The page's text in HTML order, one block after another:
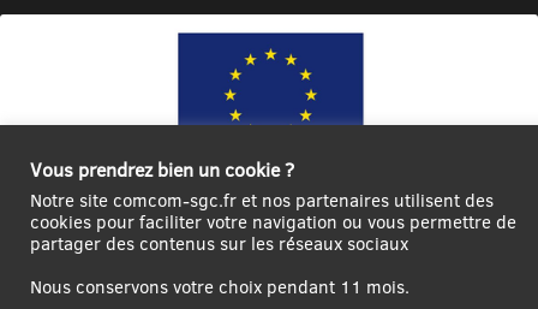
Ce site internet a été cofinancé par l’Union européenne avec le Fonds
Européen de Développement Régional à hauteur de 12 572€
Créer un
Contact
Plan
Vous prendrez bien un cookie ?
Notre site comcom-sgc.fr et nos partenaires utilisent des
cookies pour faciliter votre navigation ou vous permettre de
partager des contenus sur les réseaux sociaux
Nous conservons votre choix pendant 11 mois.